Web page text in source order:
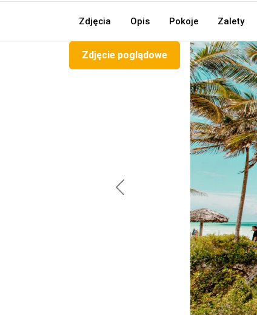
Zdjęcia Opis Pokoje Zalety
Zdjęcie poglądowe
Previous